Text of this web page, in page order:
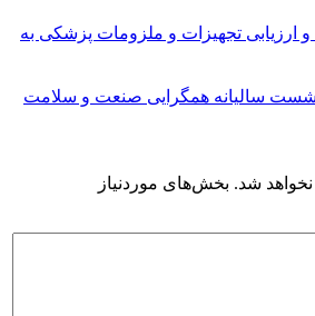
ارزیابی تجهیزات و ملزومات پزشکی به
سالیانه همگرایی صنعت و سلامت
شد. بخش‌های موردنیاز